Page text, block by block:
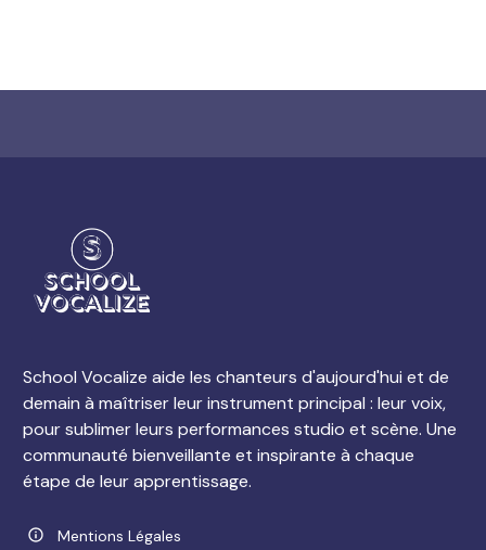
School Vocalize aide les chanteurs d'aujourd'hui et de
demain à maîtriser leur instrument principal : leur voix,
pour sublimer leurs performances studio et scène. Une
communauté bienveillante et inspirante à chaque
étape de leur apprentissage.
Mentions Légales